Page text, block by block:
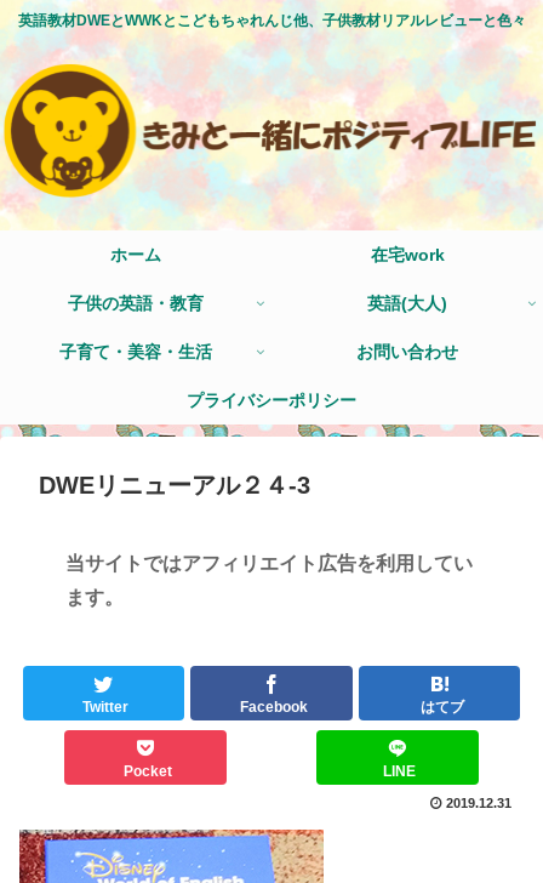
英語教材DWEとWWKとこどもちゃれんじ他、子供教材リアルレビューと色々
ホーム 在宅work
子供の英語・教育 英語(大人)
子育て・美容・生活 お問い合わせ
プライバシーポリシー
DWEリニューアル２４-3
当サイトではアフィリエイト広告を利用してい
ます。
Twitter Facebook はてブ
Pocket LINE
2019.12.31